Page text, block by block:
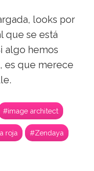
looks por
que se está
algo hemos
es que merece
#image architect
roja #Zendaya